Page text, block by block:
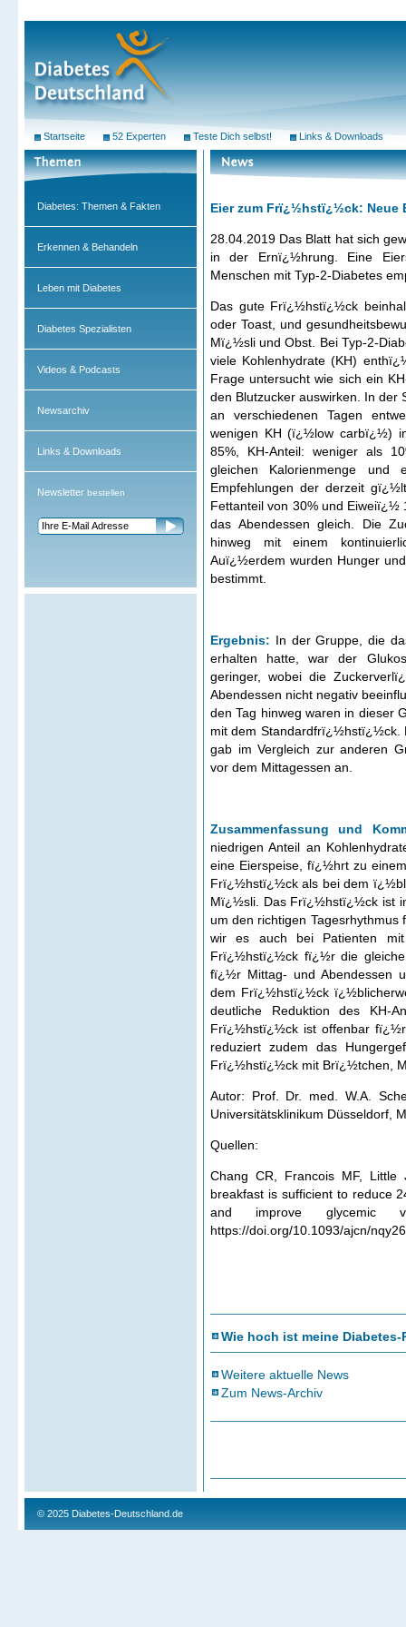
Eier zum Frï¿½hstï¿½ck: Neue
28.04.2019 Das Blatt hat sich
in der Ernï¿½hrung. Eine
Menschen mit Typ-2-Diabetes
Das gute Frï¿½hstï¿½ck
oder Toast, und
Mï¿½sli und Obst. Bei Typ-2-
viele Kohlenhydrate (KH)
Frage untersucht wie sich ein
den Blutzucker auswirken. In der
an verschiedenen Tagen
wenigen KH (ï¿½low carbï¿½)
85%, KH-Anteil: weniger als
gleichen Kalorienmenge und
Empfehlungen der derzeit
Fettanteil von 30% und Eiweiï¿½
das Abendessen gleich. Die
hinweg mit einem
Auï¿½erdem wurden Hunger
bestimmt.
Ergebnis: In der Gruppe, die
erhalten hatte, war der
geringer, wobei die
Abendessen nicht negativ
den Tag hinweg waren in dieser
mit dem
gab im Vergleich zur anderen
vor dem Mittagessen an.
Zusammenfassung und
niedrigen Anteil an
eine Eierspeise, fï¿½hrt zu
Frï¿½hstï¿½ck als bei dem
Mï¿½sli. Das Frï¿½hstï¿½ck ist
um den richtigen
wir es auch bei Patienten mit
Frï¿½hstï¿½ck fï¿½r die gleiche
fï¿½r Mittag- und Abendessen
dem Frï¿½hstï¿½ck
deutliche Reduktion des KH-
Frï¿½hstï¿½ck ist offenbar fï¿½r
reduziert zudem das
Frï¿½hstï¿½ck mit Brï¿½tchen,
Autor: Prof. Dr. med. W.A.
Universitätsklinikum Düsseldorf,
Quellen:
Chang CR, Francois MF,
breakfast is sufficient to reduce
and improve
https://doi.org/10.1093/ajcn/
Wie hoch ist meine Diabetes-
Weitere aktuelle News
Zum News-Archiv
Diabetes: Themen & Fakten
Erkennen & Behandeln
Leben mit Diabetes
Diabetes Spezialisten
Videos & Podcasts
Newsarchiv
Links & Downloads
Newsletter bestellen
Startseite 52 Experten Teste Dich selbst! Links & Downloads
© 2025 Diabetes-Deutschland.de